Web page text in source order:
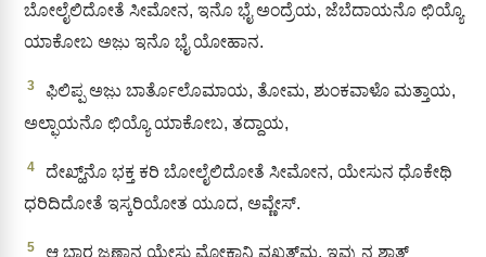
ಬೋಲೈಲಿದೋತೆ ಸೀಮೋನ, ಇನೊ ಭೈ ಅಂದ್ರೆಯ, ಜೆಬೆದಾಯನೊ ಛಿಯ್ಯೊ
ಯಾಕೋಬ ಅಜು಼ ಇನೊ ಭೈ ಯೋಹಾನ.
3
ಫಿಲಿಪ್ಪ ಅಜು಼ ಬಾರ್ತೊಲೊಮಾಯ, ತೋಮ, ಶುಂಕವಾಳೊ ಮತ್ತಾಯ,
ಅಲ್ಫಾಯನೊ ಛಿಯ್ಯೊ ಯಾಕೋಬ, ತದ್ದಾಯ,
4
ದೇಖ್ಹ್‌ನೊ ಭಕ್ತ ಕರಿ ಬೋಲೈಲಿದೋತೆ ಸೀಮೋನ, ಯೇಸುನ ಧೊಕೇಥಿ
ಧರಿದಿದೋತೆ ಇಸ್ಕರಿಯೋತ ಯೂದ, ಅವ್ಣೇಸ್.
5
ಆ ಭಾರ ಜ಼ಣಾನ ಯೇಸು ಮೋಕ್ಲಾನಿ ವಖ್ಹತ್‌ಮ, ಇವ್ಣುನ ಶಾತ್‌